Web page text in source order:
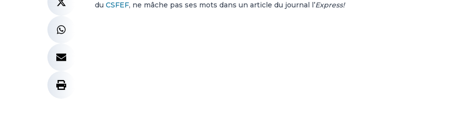
du CSFEF, ne mâche pas ses mots dans un article du journal l’Express!